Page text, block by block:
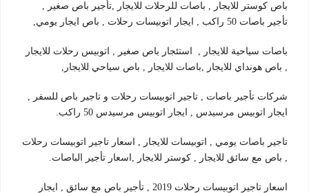
باص كوستر للايجار , باصات للرحلات للايجار ,تأجير باص صغير ,
تأجير باصات 50 راكب , ايجار اتوبيسات رحلات , باص ايجار يومي,
باصات سياحية للايجار , استئجار باص صغير , اتوبيس رحلات للايجار
, باص هونداي للايجار ,باصات للايجار , باص سياحي للايجار,
شركات تأجير باصات , تاجير اتوبيسات رحلات و تاجير باص للسفر ,
ايجار اتوبيس مرسيدس , ايجار اتوبيس مرسيدس 50 راكب.
تاجير باصات يومي , اتوبيسات للايجار , اسعار تاجير اتوبيسات رحلات
, باص مع سائق للايجار , كوستر للايجار ,اسعار تأجير الباصات.
اسعار تاجير اتوبيسات رحلات 2019 , تأجير باص مع سائق , ايجار